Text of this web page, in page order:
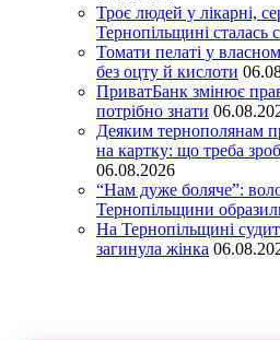
Троє людей у лікарні,
Тернопільщині сталась
Томати пелаті у
без оцту й кислоти
ПриватБанк змінює
потрібно знати
Деяким тернополянам
на картку: що треба
06.08.2026
“Нам дуже боляче”:
Тернопільщини
На Тернопільщині
загинула жінка